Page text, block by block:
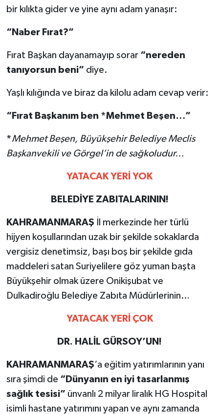
bir kılıkta gider ve yine aynı adam yanaşır:
“Naber Fırat?”
Fırat Başkan dayanamayıp sorar “nereden
tanıyorsun beni” diye.
Yaşlı kılığında ve biraz da kilolu adam cevap verir:
“Fırat Başkanım ben *Mehmet Beşen…”
*Mehmet Beşen, Büyükşehir Belediye Meclis
Başkanvekili ve Görgel’in de sağkoludur…
YATACAK YERİ YOK
BELEDİYE ZABITALARININ!
KAHRAMANMARAŞ İl merkezinde her türlü
hijyen koşullarından uzak bir şekilde sokaklarda
vergisiz denetimsiz, başı boş bir şekilde gıda
maddeleri satan Suriyelilere göz yuman başta
Büyükşehir olmak üzere Onikişubat ve
Dulkadiroğlu Belediye Zabıta Müdürlerinin…
YATACAK YERİ ÇOK
DR. HALİL GÜRSOY’UN!
KAHRAMANMARAŞ‘a eğitim yatırımlarının yanı
sıra şimdi de “Dünyanın en iyi tasarlanmış
sağlık tesisi” ünvanlı 2 milyar liralık HG Hospital
isimli hastane yatırımını yapan ve aynı zamanda